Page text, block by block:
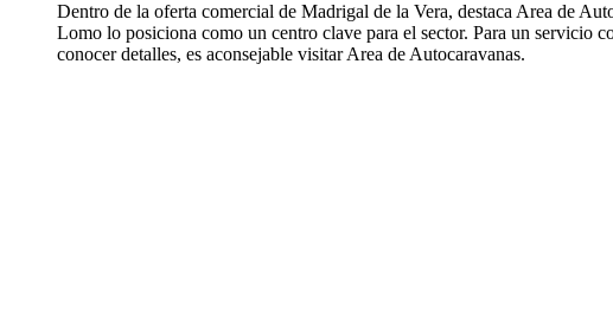
Dentro de la oferta comercial de Madrigal de la Vera, destaca Area de
Lomo lo posiciona como un centro clave para el sector. Para un servicio
conocer detalles, es aconsejable visitar Area de Autocaravanas.